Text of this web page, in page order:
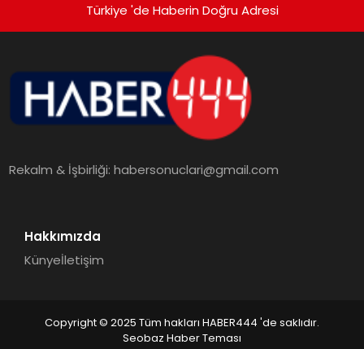
Türkiye 'de Haberin Doğru Adresi
Rekalm & İşbirliği:habersonuclari@gmail.com
Hakkımızda
Künyeİletişim
Copyright © 2025 Tüm hakları HABER444 'de saklıdır.
Seobaz Haber Teması